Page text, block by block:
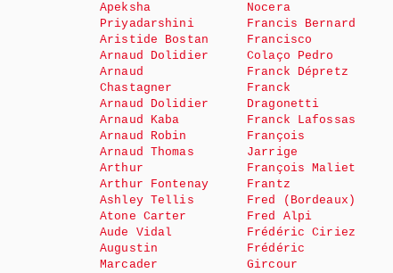
Apeksha
Priyadarshini
Aristide Bostan
Arnaud Dolidier
Arnaud
Chastagner
Arnaud Dolidier
Arnaud Kaba
Arnaud Robin
Arnaud Thomas
Arthur
Arthur Fontenay
Ashley Tellis
Atone Carter
Aude Vidal
Augustin
Marcader
Nocera
Francis Bernard
Francisco
Colaço Pedro
Franck Dépretz
Franck
Dragonetti
Franck Lafossas
François
Jarrige
François Maliet
Frantz
Fred (Bordeaux)
Fred Alpi
Frédéric Ciriez
Frédéric
Gircour